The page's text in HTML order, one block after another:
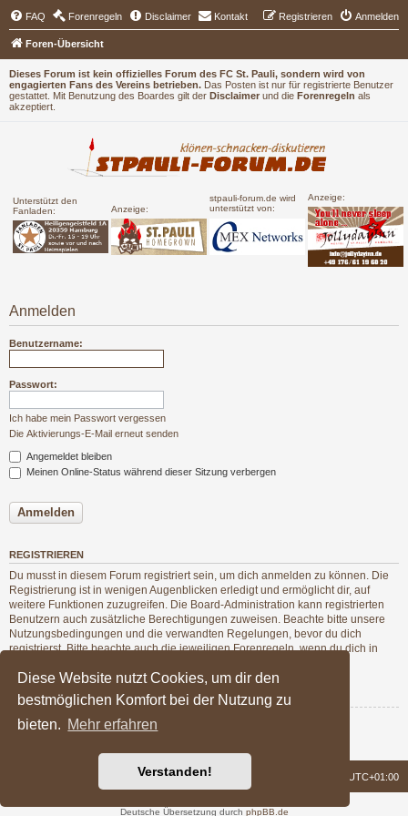
Diese Website nutzt Cookies, um dir den
bestmöglichen Komfort bei der Nutzung zu
bieten. Mehr erfahren
Verstanden!
Dieses Forum ist kein offizielles Forum des FC St. Pauli, sondern wird von
engagierten Fans des Vereins betrieben. Das Posten ist nur für registrierte Benutzer
gestattet. Mit Benutzung des Boardes gilt der Disclaimer und die Forenregeln als
akzeptiert.
Unterstützt den
Fanladen:
Anzeige:
stpauli-forum.de wird
unterstützt von:
Anzeige:
FAQ Forenregeln Disclaimer Kontakt Anmelden
Registrieren
Foren-Übersicht
Anmelden
Benutzername:
Passwort:
Ich habe mein Passwort vergessen
Die Aktivierungs-E-Mail erneut senden
Angemeldet bleiben
Meinen Online-Status während dieser Sitzung verbergen
REGISTRIEREN
Du musst in diesem Forum registriert sein, um dich anmelden zu können. Die
Registrierung ist in wenigen Augenblicken erledigt und ermöglicht dir, auf
weitere Funktionen zuzugreifen. Die Board-Administration kann registrierten
Benutzern auch zusätzliche Berechtigungen zuweisen. Beachte bitte unsere
Nutzungsbedingungen und die verwandten Regelungen, bevor du dich
registrierst. Bitte beachte auch die jeweiligen Forenregeln, wenn du dich in
Datenschutzerklärung
Registrieren
UTC+01:00
Deutsche Übersetzung durch phpBB.de